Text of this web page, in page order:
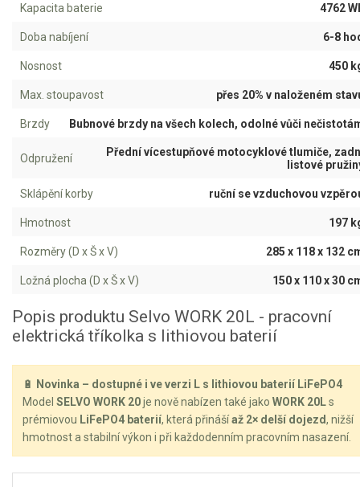
Štípačka na dřevo
VARI
Vertikutátory
Kultivátory
Nůžky na živý plot
Vysavače a foukače
Štěpkovače a drtiče
Elektrické skútry
Elektrické tříkolky
Kapacita baterie 4762
Doba nabíjení 6-8
Nosnost 450
Max. stoupavost přes 20% v naloženém
Brzdy Bubnové brzdy na všech kolech, odolné vůči
Odpružení
Přední vícestupňové motocyklové tlumiče,
listové
Sklápění korby ruční se vzduchovou
Hmotnost 197
Rozměry (D x Š x V) 285 x 118 x 132
Ložná plocha (D x Š x V) 150 x 110 x 30
Popis produktu Selvo WORK 20L - pracovní
elektrická tříkolka s lithiovou baterií
🔋
Novinka – dostupné i ve verzi L s lithiovou baterií LiFePO4
Model SELVO WORK 20je nově nabízen také jako WORK 20Ls
prémiovou LiFePO4 baterií, která přinášíaž 2× delší dojezd, nižší
hmotnost a stabilní výkon i při každodenním pracovním nasazení.